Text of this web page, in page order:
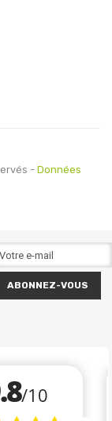
- Données
ABONNEZ-VOUS